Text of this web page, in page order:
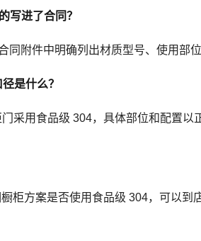
写进了合同？
同附件中明确列出材质型号、使用部
是什么？
采用食品级 304，具体部位和配置以
柜方案是否使用食品级 304，可以